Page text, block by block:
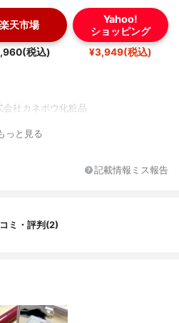
楽天市場
税込)
Yahoo!
ショッピング
¥3,949(税込)
会社カネボウ化粧品
っと見る
記載情報ミス報告
ミ・評判(2)